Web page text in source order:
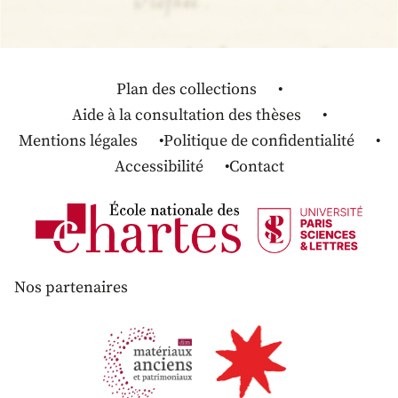
Plan des collections
Aide à la consultation des thèses
Mentions légales
Politique de confidentialité
Accessibilité
Contact
Nos partenaires